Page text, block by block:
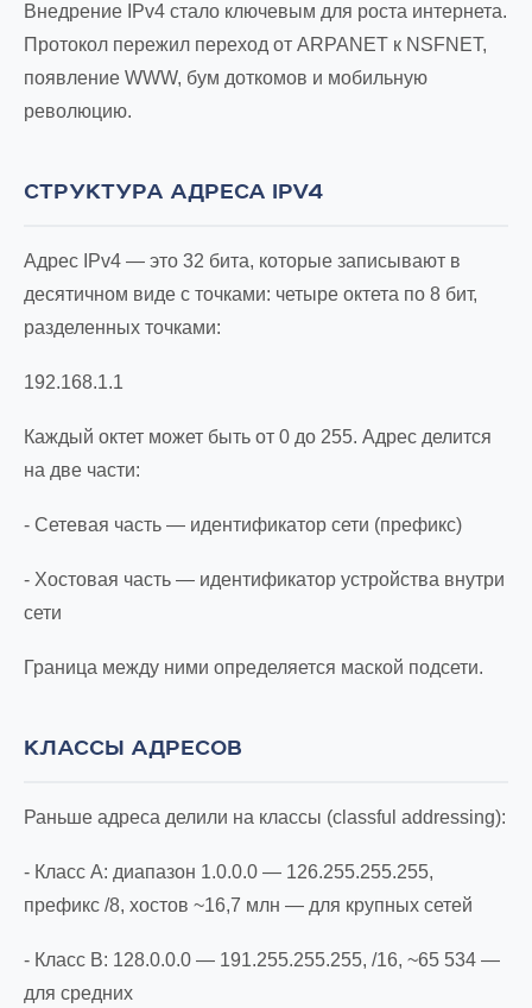
Внедрение IPv4 стало ключевым для роста интернета.
Протокол пережил переход от ARPANET к NSFNET,
появление WWW, бум доткомов и мобильную
революцию.
СТРУКТУРА АДРЕСА IPV4
Адрес IPv4 — это 32 бита, которые записывают в
десятичном виде с точками: четыре октета по 8 бит,
разделенных точками:
192.168.1.1
Каждый октет может быть от 0 до 255. Адрес делится
на две части:
- Сетевая часть — идентификатор сети (префикс)
- Хостовая часть — идентификатор устройства внутри
сети
Граница между ними определяется маской подсети.
КЛАССЫ АДРЕСОВ
Раньше адреса делили на классы (classful addressing):
- Класс A: диапазон 1.0.0.0 — 126.255.255.255,
префикс /8, хостов ~16,7 млн — для крупных сетей
- Класс B: 128.0.0.0 — 191.255.255.255, /16, ~65 534 —
для средних